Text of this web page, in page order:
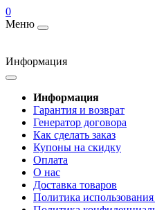
0
Меню
Информация
Информация
Гарантия и возврат
Генератор договора
Как сделать заказ
Купоны на скидку
Оплата
О нас
Доставка товаров
Политика